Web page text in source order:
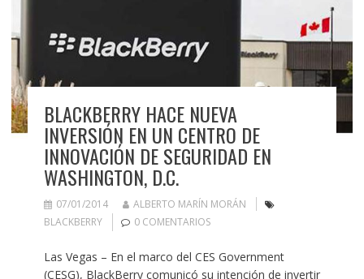
BLACKBERRY HACE NUEVA
INVERSIÓN EN UN CENTRO DE
INNOVACIÓN DE SEGURIDAD EN
WASHINGTON, D.C.
07/01/2014
ALBERTO MARÍN MORÁN
BLACKBERRY
0 COMENTARIOS
Las Vegas – En el marco del CES Government
(CESG), BlackBerry comunicó su intención de invertir